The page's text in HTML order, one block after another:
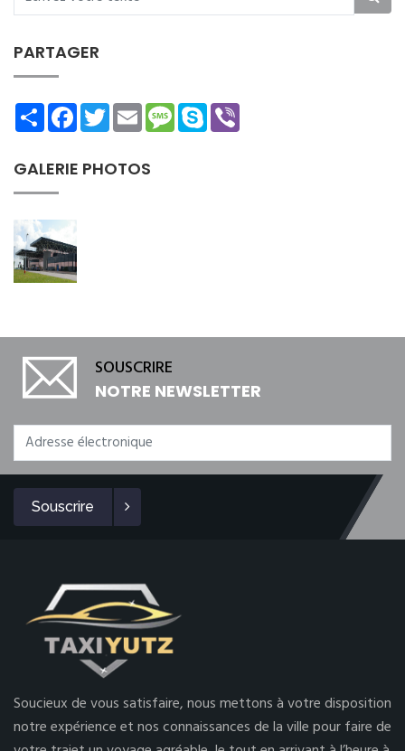
PARTAGER
ShareFacebookTwitterEmailMessage
Skype
GALERIE PHOTOS
SOUSCRIRE
NOTRE NEWSLETTER
Souscrire
Soucieux de vous satisfaire, nous mettons à votre disposition
notre expérience et nos connaissances de la ville pour faire de